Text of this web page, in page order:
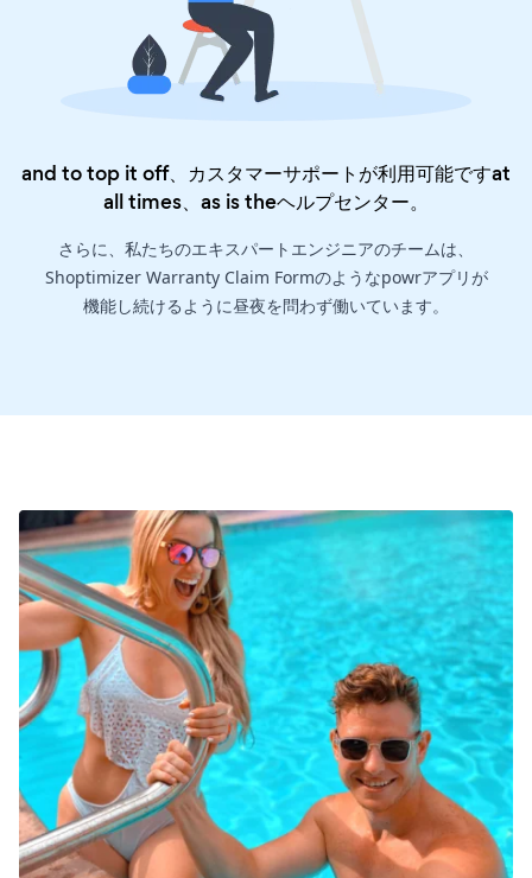
and to top it off、カスタマーサポートが利用可能ですat
all times、as is theヘルプセンター。
さらに、私たちのエキスパートエンジニアのチームは、
Shoptimizer Warranty Claim Formのようなpowrアプリが
機能し続けるように昼夜を問わず働いています。